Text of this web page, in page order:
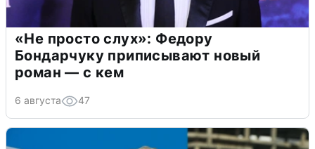
«Не просто слух»: Федору
Бондарчуку приписывают новый
роман — с кем
6 августа 47